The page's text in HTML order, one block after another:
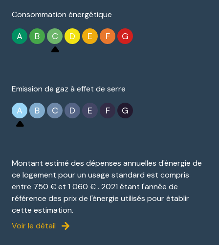
Consommation énergétique
A B C D E F G
Emission de gaz à effet de serre
A B C D E F G
Montant estimé des dépenses annuelles d'énergie de
ce logement pour un usage standard est compris
entre 750 € et 1 060 € . 2021 étant l'année de
référence des prix de l'énergie utilisés pour établir
cette estimation.
Voir le détail